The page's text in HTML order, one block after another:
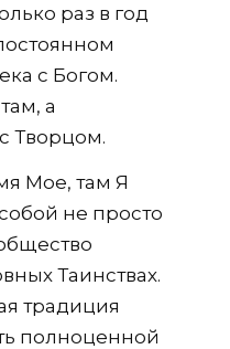
раз в год
с Богом.
а
Творцом.
Мое, там Я
не просто
Таинствах.
традиция
полноценной